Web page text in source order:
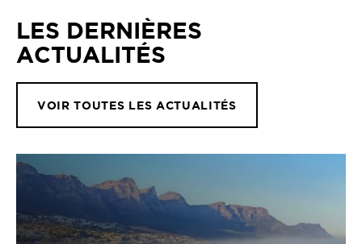
LES DERNIÈRES
ACTUALITÉS
VOIR TOUTES LES ACTUALITÉS